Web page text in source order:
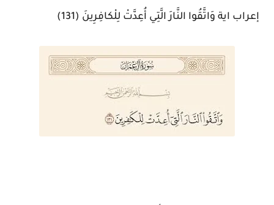
إعراب اية وَاتَّقُوا النَّارَ الَّتِي أُعِدَّتْ لِلْكافِرِينَ (131)